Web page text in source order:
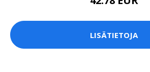
LISÄTIETOJA